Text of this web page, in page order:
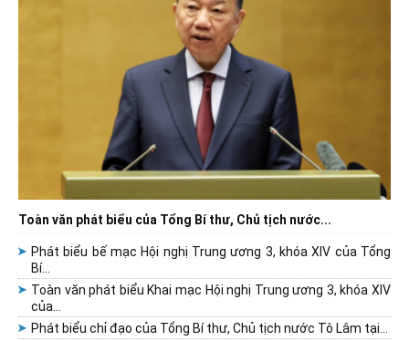
Toàn văn phát biểu của Tổng Bí thư, Chủ tịch nước...
Phát biểu bế mạc Hội nghị Trung ương 3, khóa XIV của Tổng
Bí...
Toàn văn phát biểu Khai mạc Hội nghị Trung ương 3, khóa XIV
của...
Phát biểu chỉ đạo của Tổng Bí thư, Chủ tịch nước Tô Lâm tại...